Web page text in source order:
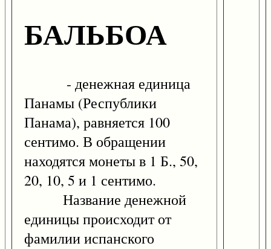
БАЛЬБОА
- денежная единица
Панамы (Республики
Панама), равняется 100
сентимо. В обращении
находятся монеты в 1 Б., 50,
20, 10, 5 и 1 сентимо.
Название денежной
единицы происходит от
фамилии испанского